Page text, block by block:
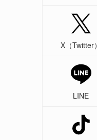
X（Twitter）
LINE